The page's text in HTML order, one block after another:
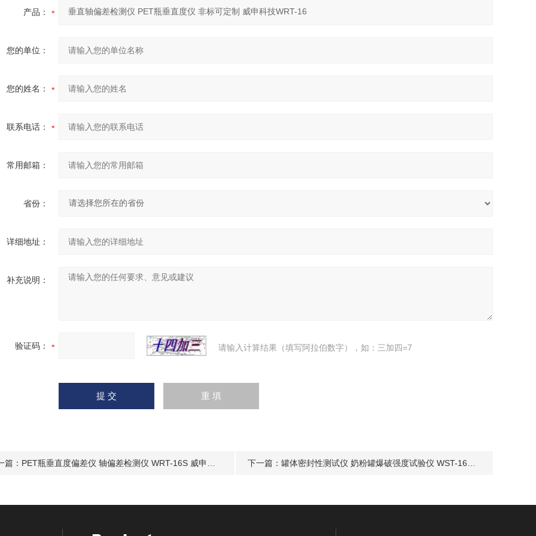
产品：
您的单位：
您的姓名：
联系电话：
常用邮箱：
省份：
详细地址：
补充说明：
验证码： 请输入计算结果（填写阿拉伯数字），如：三加四=7
篇： PET瓶垂直度偏差仪 轴偏差检测仪 WRT-16S 威申科技 下一篇： 罐体密封性测试仪 奶粉罐爆破强度试验仪 WST-16威申科技